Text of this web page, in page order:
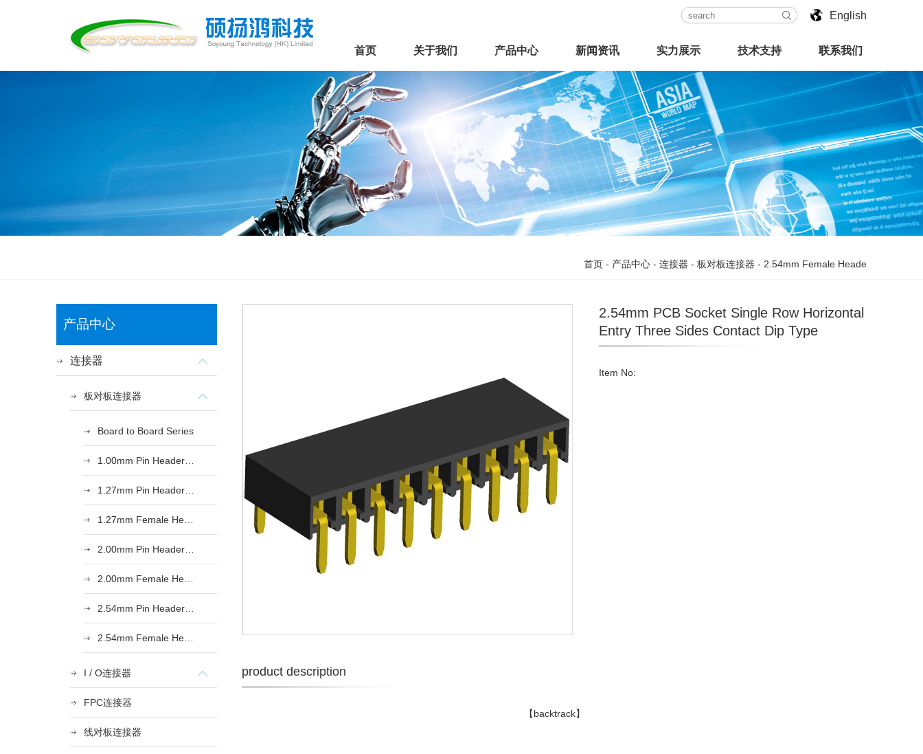
English
首页 关于我们 产品中心 新闻资讯 实力展示 技术支持 联系我们
首页 - 产品中心 - 连接器 - 板对板连接器 - 2.54mm Female Heade
产品中心
连接器
板对板连接器
Board to Board Series
I / O连接器
FPC连接器
线对板连接器
2.54mm PCB Socket Single Row Horizontal
Entry Three Sides Contact Dip Type
Item No:
product description
【backtrack】